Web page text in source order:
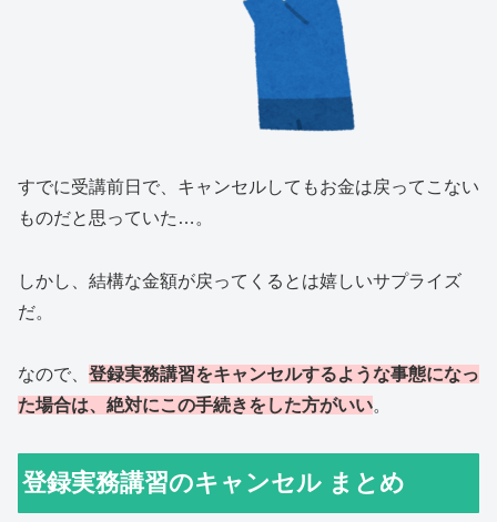
すでに受講前日で、キャンセルしてもお金は戻ってこない
ものだと思っていた…。
しかし、結構な金額が戻ってくるとは嬉しいサプライズ
だ。
なので、 登録実務講習をキャンセルするような事態になっ
た場合は、絶対にこの手続きをした方がいい。
登録実務講習のキャンセル まとめ